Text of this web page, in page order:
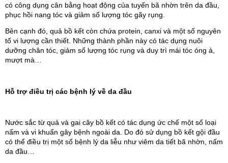
có công dụng cân bằng hoạt động của tuyến bã nhờn trên da đầu,
phục hồi nang tóc và giảm số lượng tóc gãy rụng.
Bên cạnh đó, quả bồ kết còn chứa protein, canxi và một số nguyên
tố vi lượng cần thiết. Những thành phần này có tác dụng nuôi
dưỡng chân tóc, giảm số lượng tóc rụng và duy trì mái tóc óng ả,
mượt mà…
Hỗ trợ điều trị các bệnh lý về da đầu
Nước sắc từ quả và gai cây bồ kết có tác dụng ức chế một số loại
nấm và vi khuẩn gây bệnh ngoài da. Do đó sử dụng bồ kết gội đầu
có thể điều trị một số bệnh lý da liễu như viêm da tiết bã nhờn, nấm
da đầu…